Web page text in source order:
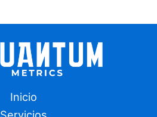
Inicio